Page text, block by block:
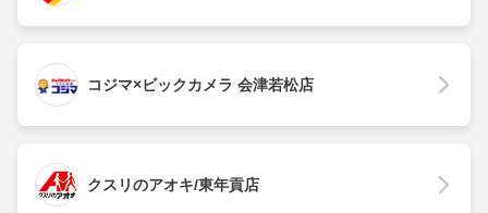
コジマ×ビックカメラ 会津若松店
クスリのアオキ/東年貢店